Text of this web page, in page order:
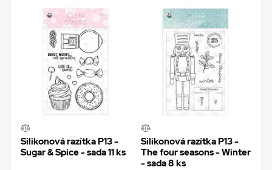
Silikonová razítka P13 -
Sugar & Spice - sada 11 ks
Silikonová razítka P13 -
The four seasons - Winter
- sada 8 ks